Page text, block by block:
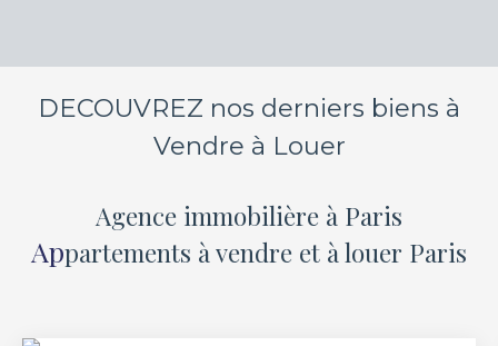
DECOUVREZ nos derniers biens à
Vendre à Louer
Agence immobilière à Paris
Appartements à vendre et à louer Paris